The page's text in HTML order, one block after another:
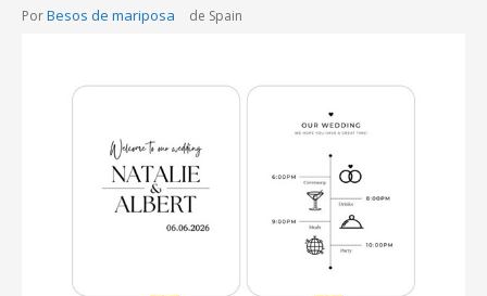
PorBesos de mariposa de Spain